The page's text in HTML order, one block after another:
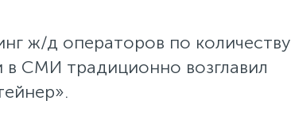
ж/д операторов по количеству
СМИ традиционно возглавил